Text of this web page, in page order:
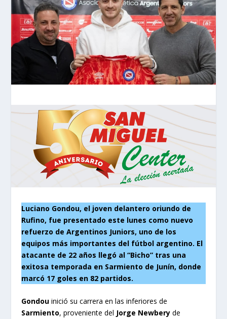
Luciano Gondou, el joven delantero oriundo de
Rufino, fue presentado este lunes como nuevo
refuerzo de Argentinos Juniors, uno de los
equipos más importantes del fútbol argentino. El
atacante de 22 años llegó al “Bicho” tras una
exitosa temporada en Sarmiento de Junín, donde
marcó 17 goles en 82 partidos.
Gondouinició su carrera en las inferiores de
Sarmiento, proveniente del Jorge Newbery de